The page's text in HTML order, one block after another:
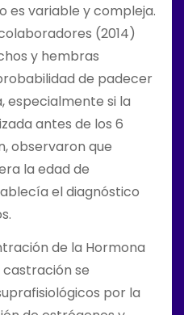
variable y compleja.
(2014)
y hembras
de padecer
especialmente si la
antes de los 6
observaron que
la edad de
el diagnóstico
de la Hormona
castración se
por la